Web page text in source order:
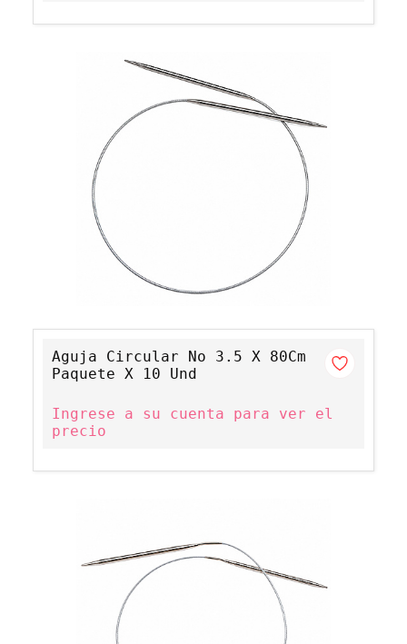
Aguja Circular No 3.5 X 80Cm
Paquete X 10 Und
Ingrese a su cuenta para ver el
precio